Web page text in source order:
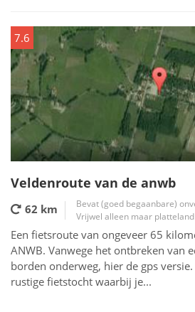
7.6
Veldenroute van de anwb
62 km
Bevat (goed begaanbare)
Vrijwel alleen maar platteland
Een fietsroute van ongeveer 65
ANWB. Vanwege het ontbreken van
borden onderweg, hier de gps
rustige fietstocht waarbij je...